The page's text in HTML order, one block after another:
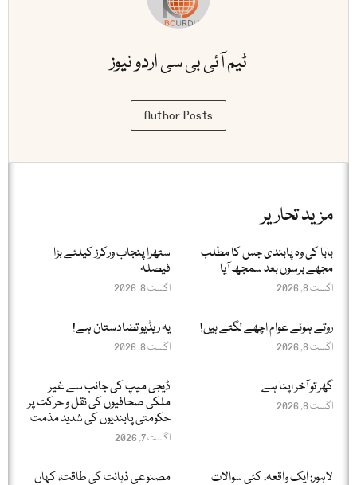
ٹیم آئی بی سی اردو نیوز
Author Posts
مزید تحاریر
بابا کی وہ پابندی جس کا مطلب
مجھے برسوں بعد سمجھ آیا
اگست 8, 2026
ستھرا پنجاب ورکرز کیلئے بڑا
فیصلہ
اگست 8, 2026
روتے ہوئے عوام اچھے لگتے ہیں!
اگست 8, 2026
یہ ریڈیو تضادستان ہے!
اگست 8, 2026
گھر تو آخر اپنا ہے
اگست 8, 2026
ڈیجی میپ کی جانب سے غیر
ملکی صحافیوں کی نقل و حرکت پر
حکومتی پابندیوں کی شدید مذمت
اگست 7, 2026
لاہور: ایک واقعہ، کئی سوالات
مصنوعی ذہانت کی طاقت، کہاں